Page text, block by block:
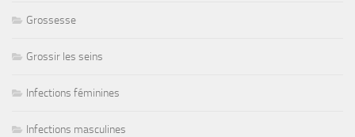
Grossesse
Grossir les seins
Infections féminines
Infections masculines